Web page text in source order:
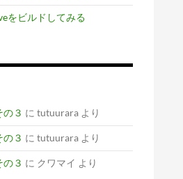
をビルドしてみる
３ に tutuurara より
３ に tutuurara より
３ に クワマイ より